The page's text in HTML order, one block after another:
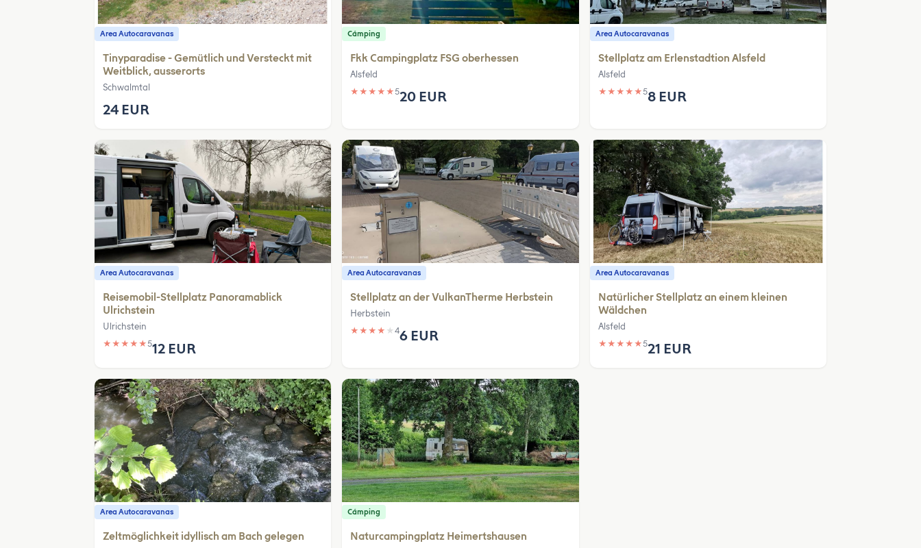
Area Autocaravanas
Tinyparadise - Gemütlich und Versteckt mit
Weitblick, ausserorts
Schwalmtal
24 EUR
Cámping
Fkk Campingplatz FSG oberhessen
Alsfeld
★ ★ ★ ★ ★520 EUR
Area Autocaravanas
Stellplatz am Erlenstadtion Alsfeld
Alsfeld
★ ★ ★ ★ ★58 EUR
Area Autocaravanas
Reisemobil-Stellplatz Panoramablick
Ulrichstein
Ulrichstein
★ ★ ★ ★ ★512 EUR
Area Autocaravanas
Stellplatz an der VulkanTherme Herbstein
Herbstein
★ ★ ★ ★ ★46 EUR
Area Autocaravanas
Natürlicher Stellplatz an einem kleinen
Wäldchen
Alsfeld
★ ★ ★ ★ ★521 EUR
Area Autocaravanas
Zeltmöglichkeit idyllisch am Bach gelegen
Cámping
Naturcampingplatz Heimertshausen